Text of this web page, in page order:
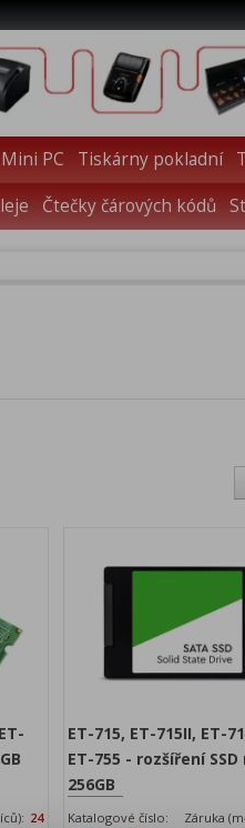
PC Tiskárny pokladní
Čtečky čárových kódů
24
ET-715, ET-715II, ET-
ET-755 - rozšíření SSD
256GB
Katalogové číslo:
Záruka